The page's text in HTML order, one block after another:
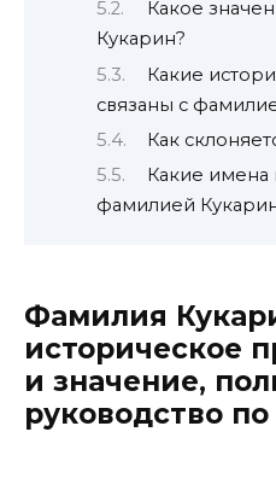
Какое
Кукарин?
Какие
связаны с
Как
Какие имена
фамилией
Фамилия
историческое
и значение,
руководство